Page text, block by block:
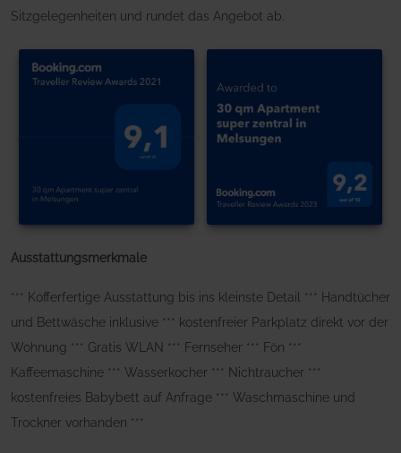
Sitzgelegenheiten und rundet das Angebot ab.
Ausstattungsmerkmale
*** Kofferfertige Ausstattung bis ins kleinste Detail *** Handtücher
und Bettwäsche inklusive *** kostenfreier Parkplatz direkt vor der
Wohnung *** Gratis WLAN *** Fernseher *** Fön ***
Kaffeemaschine *** Wasserkocher *** Nichtraucher ***
kostenfreies Babybett auf Anfrage *** Waschmaschine und
Trockner vorhanden ***